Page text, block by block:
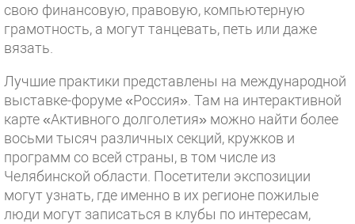
свою финансовую, правовую, компьютерную
грамотность, а могут танцевать, петь или даже
вязать.
Лучшие практики представлены на международной
выставке-форуме «Россия». Там на интерактивной
карте «Активного долголетия» можно найти более
восьми тысяч различных секций, кружков и
программ со всей страны, в том числе из
Челябинской области. Посетители экспозиции
могут узнать, где именно в их регионе пожилые
люди могут записаться в клубы по интересам,